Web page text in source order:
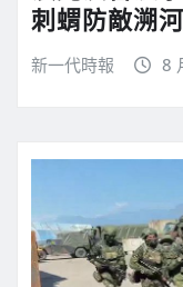
刺蝟防敵溯
新一代時報 8